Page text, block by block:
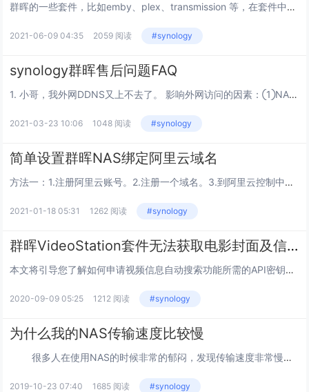
群晖的一些套件，比如emby、plex、transmission 等，在套件中心卸载后，再一次重新安装时可能会提示“此套件所需的 XXXC端口已用于另一个服务，或是已被系统保留。请停用或修改冲突的服务，或是联系开发者来修改套件设置”，导致我...
2021-06-09 04:35 2059 阅读 #synology
synology群晖售后问题FAQ
1. 小哥，我外网DDNS又上不去了。 影响外网访问的因素：①NAS已正常开机；②宽带有公网IP；③端口转发已生效（测试端口是否开启）；④局域网环境没有变化（例：更换路由器、NAS局域网IP变化或者IP冲突）...
2021-03-23 10:06 1048 阅读 #synology
简单设置群晖NAS绑定阿里云域名
方法一：1.注册阿里云账号。2.注册一个域名。3.到阿里云控制中心找到access key和secret并保存下来4.到群晖控制面板找到任务计划新增一个计划。新增->计划的任务->用户自定义脚本任务名称自己随便设置运行频率推荐选...
2021-01-18 05:31 1262 阅读 #synology
群晖VideoStation套件无法获取电影封面及信息的解决方法
本文将引导您了解如何申请视频信息自动搜索功能所需的API密钥。通过启用Video Station > 设置 > 高级设置中的视频信息自动搜索功能，您可通过从电影数据库检索的元数据来丰富视频...
2020-09-09 05:25 1212 阅读 #synology
为什么我的NAS传输速度比较慢
很多人在使用NAS的时候非常的郁闷，发现传输速度非常慢，最快也超不过10MB/s的速度，更有甚者使用笔记本无线传输最快的时候才5MB左右。 &n...
2019-10-23 07:40 1685 阅读 #synology